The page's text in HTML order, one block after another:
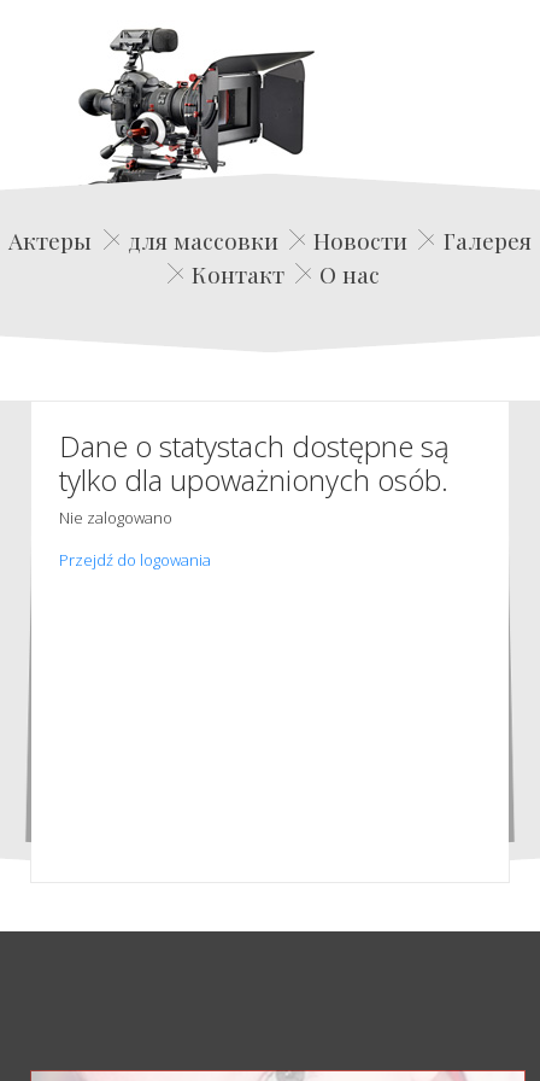
Edwin Film Agencja Aktorska
Актеры для массовки Новости
Галерея
Контакт
О нас
Dane o statystach dostępne są
tylko dla upoważnionych osób.
Nie zalogowano
Przejdź do logowania